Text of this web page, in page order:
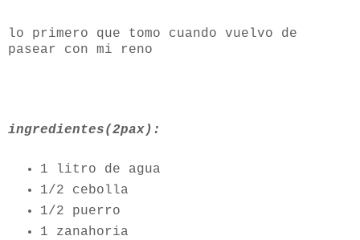
lo primero que tomo cuando vuelvo de
pasear con mi reno
ingredientes(2pax):
1 litro de agua
1/2 cebolla
1/2 puerro
1 zanahoria